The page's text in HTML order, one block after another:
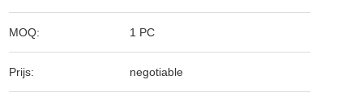
MOQ: 1 PC
Prijs: negotiable